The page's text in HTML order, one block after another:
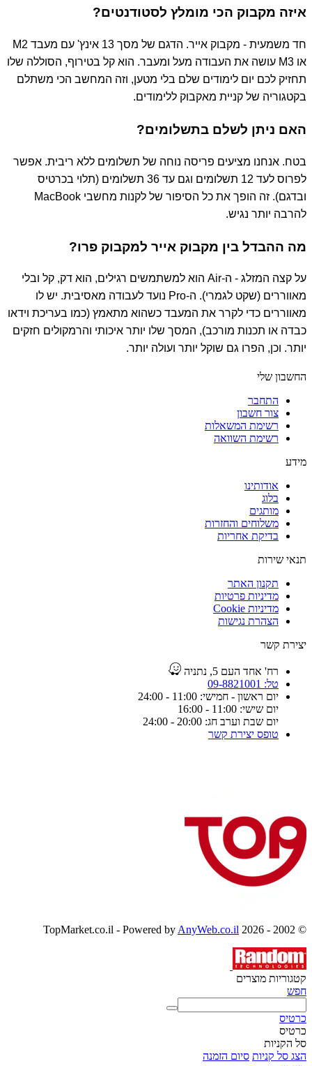
איזה מקבוק הכי מומלץ לסטודנטים?
חד משמעית - מקבוק אייר. הדגם של מסך 13 אינץ' עם מעבד M2
או M3 עושה את העבודה מעל ומעבר. הוא קל בטירוף, הסוללה שלו
תחזיק לכם יום לימודים שלם בלי מטען, וזה המחשב הכי משתלם
בקטגוריה של קניית מאקבוק ללימודים.
האם ניתן לשלם בתשלומים?
בטח. אנחנו מציעים פריסה נוחה של תשלומים ללא ריבית. אפשר
לפרוס לעד 12 תשלומים וגם עד 36 תשלומים (תלוי בכרטיס
ובדגם). זה הופך את כל הסיפור של לקנות מחשבי MacBook
להרבה יותר נגיש.
מה ההבדל בין מקבוק אייר למקבוק פרו?
על קצה המזלג - ה-Air הוא למשתמשים רגילים, הוא דק, קל ובלי
מאווררים (שקט לגמרי). ה-Pro נועד לעבודה מאסיבית. יש לו
מאווררים כדי לקרר את המעבד כשהוא מתאמץ (כמו בעריכת וידאו
כבדה או תכנות מורכב), המסך שלו יותר איכותי והרמקולים חזקים
יותר. וכן, הפרו גם שוקל יותר ועולה יותר.
החשבון שלי
התחבר
צור חשבון
רשימת המשאלות
רשימת השוואה
מידע
אודותינו
בלוג
מותגים
משלוחים והחזרות
בדיקת אחריות
תנאי שירות
תקנון האתר
מדיניות פרטיות
מדיניות Cookie
הצהרת נגישות
יצירת קשר
רח' אחד העם 5, נתניה
טל: 09-8821001
יום ראשון - חמישי: 11:00 - 24:00
יום שישי: 11:00 - 16:00
יום שבת וערב חג: 20:00 - 24:00
טופס יצירת קשר
© 2002 - 2026 TopMarket.co.il - Powered by
AnyWeb.co.il
קטגוריות מוצרים
חפש
כרטיס
כרטיס
סל הקניות
הצג סל קניות סיום הזמנה